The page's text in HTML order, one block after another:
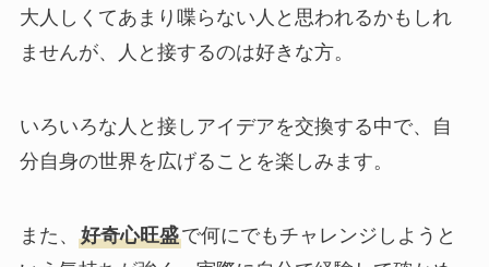
大人しくてあまり喋らない人と思われるかもしれ
ませんが、人と接するのは好きな方。
いろいろな人と接しアイデアを交換する中で、自
分自身の世界を広げることを楽しみます。
また、 好奇心旺盛で何にでもチャレンジしようと